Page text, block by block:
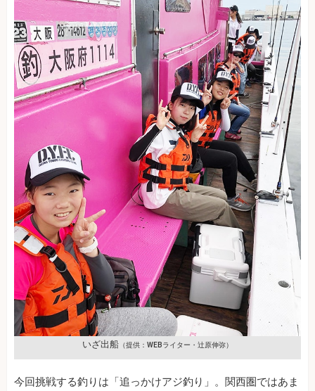
いざ出船 （提供：WEBライター・辻原伸弥）
今回挑戦する釣りは「追っかけアジ釣り」。関西圏ではあま